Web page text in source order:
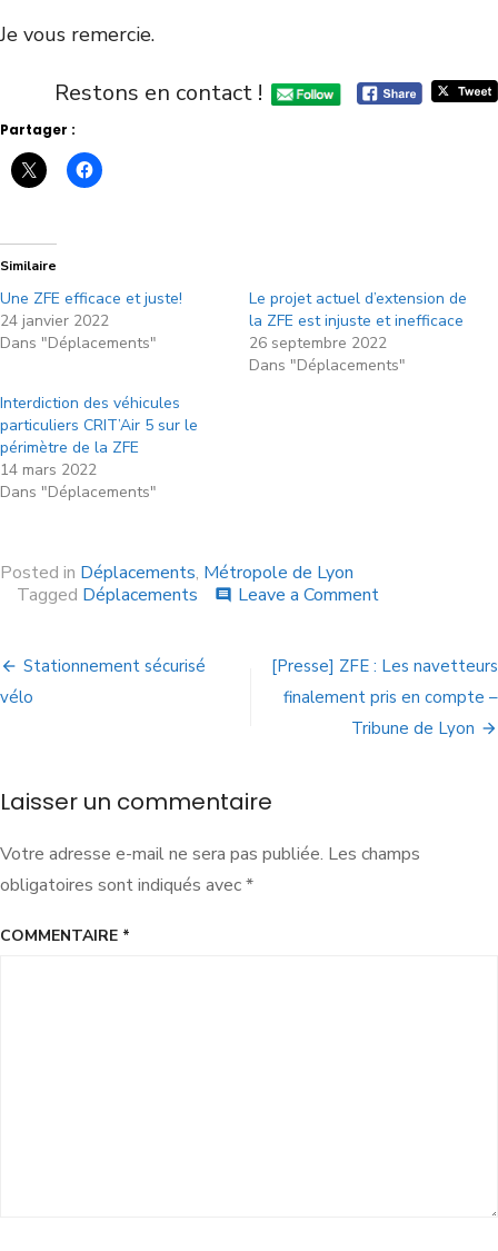
Je vous remercie.
Restons en contact !
Partager :
Similaire
Une ZFE efficace et juste!
24 janvier 2022
Dans "Déplacements"
Le projet actuel d’extension de
la ZFE est injuste et inefficace
26 septembre 2022
Dans "Déplacements"
Interdiction des véhicules
particuliers CRIT’Air 5 sur le
périmètre de la ZFE
14 mars 2022
Dans "Déplacements"
Posted in Déplacements, Métropole de Lyon
Tagged Déplacements comment Leave a Comment
Stationnement sécurisé
vélo
[Presse] ZFE : Les navetteurs
finalement pris en compte –
Tribune de Lyon
Laisser un commentaire
Votre adresse e-mail ne sera pas publiée. Les champs
obligatoires sont indiqués avec*
COMMENTAIRE *